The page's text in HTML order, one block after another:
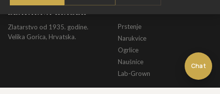
Chat
Zlatarstvo od 1935. godine.
Velika Gorica, Hrvatska.
Prstenje
Narukvice
Ogrlice
Naušnice
Lab-Grown